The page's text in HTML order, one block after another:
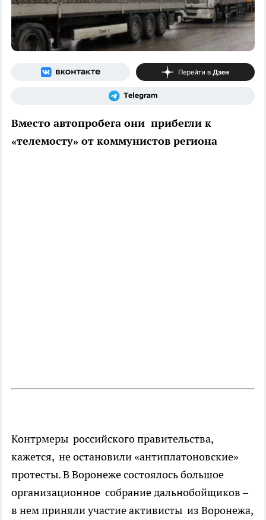
Вместо автопробега они прибегли к
«телемосту» от коммунистов региона
Контрмеры российского правительства,
кажется, не остановили «антиплатоновские»
протесты. В Воронеже состоялось большое
организационное собрание дальнобойщиков –
в нем приняли участие активисты из Воронежа,